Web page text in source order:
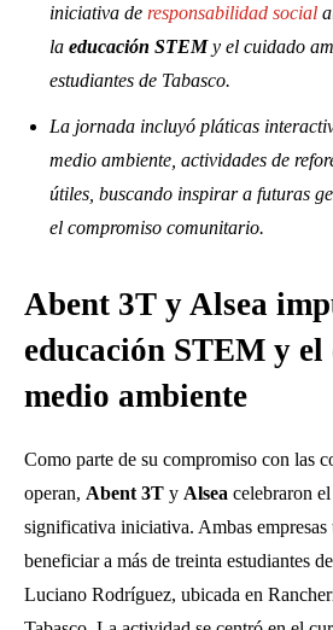
iniciativa de responsabilidad social
la educación STEMy el cuidado
estudiantes de Tabasco.
La jornada incluyó pláticas
medio ambiente, actividades de
útiles, buscando inspirar a futuras
el compromiso comunitario.
Abent 3T y Alsea
educación STEM y el
medio ambiente
Como parte de su compromiso con las
operan, Abent 3T y Alsea celebraron el
significativa iniciativa. Ambas empresas
beneficiar a más de treinta estudiantes
Luciano Rodríguez, ubicada en